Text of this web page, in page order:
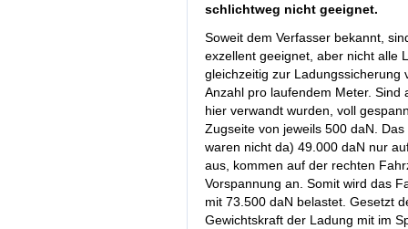
schlichtweg nicht geeignet.
Soweit dem Verfasser bekannt,
exzellent geeignet, aber nicht alle
gleichzeitig zur
Anzahl pro laufendem Meter. Sind
hier verwandt wurden, voll
Zugseite von jeweils 500 daN.
waren nicht da) 49.000 daN nur
aus, kommen auf der rechten
Vorspannung an. Somit wird das
mit 73.500 daN belastet. Gesetzt
Gewichtskraft der Ladung mit im